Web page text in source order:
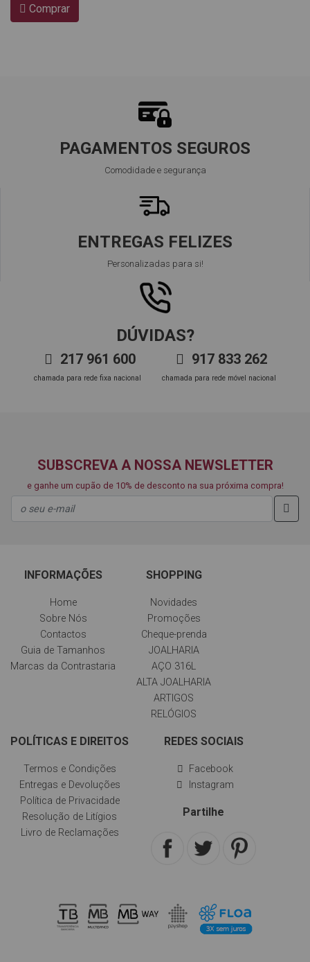
Comprar
PAGAMENTOS SEGUROS
Comodidade e segurança
ENTREGAS FELIZES
Personalizadas para si!
DÚVIDAS?
217 961 600
chamada para rede fixa nacional
917 833 262
chamada para rede móvel nacional
SUBSCREVA A NOSSA NEWSLETTER
e ganhe um cupão de 10% de desconto na sua próxima compra!
INFORMAÇÕES
Home
Sobre Nós
Contactos
Guia de Tamanhos
Marcas da Contrastaria
SHOPPING
Novidades
Promoções
Cheque-prenda
JOALHARIA
AÇO 316L
ALTA JOALHARIA
ARTIGOS
RELÓGIOS
POLÍTICAS E DIREITOS
Termos e Condições
Entregas e Devoluções
Política de Privacidade
Resolução de Litígios
Livro de Reclamações
REDES SOCIAIS
Facebook
Instagram
Partilhe